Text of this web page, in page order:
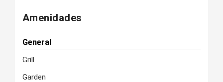
Amenidades
General
Grill
Garden